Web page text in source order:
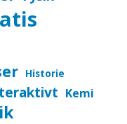
Historie
Kemi